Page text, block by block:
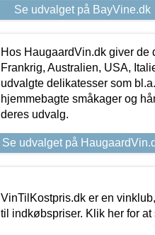
Se udvalget på BayVine.dk
Hos HaugaardVin.dk giver de
Frankrig, Australien, USA,
udvalgte delikatesser som
hjemmebagte småkager og
deres udvalg.
Se udvalget på
VinTilKostpris.dk er en
til indkøbspriser. Klik her for at